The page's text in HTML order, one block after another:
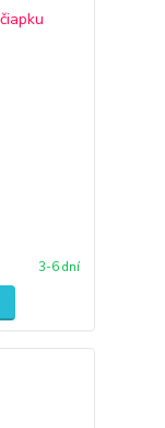
3-6 dní